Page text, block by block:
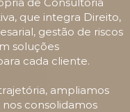
que integra Direito,
gestão de riscos
soluções
cada cliente.
ampliamos
nos consolidamos